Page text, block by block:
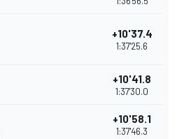
+10'37.4
1:37'25.6
+10'41.8
1:37'30.0
+10'58.1
1:37'46.3